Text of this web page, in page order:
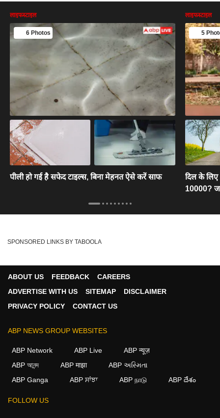
लाइफस्टाइल
6 Photos
पीली हो गई है सफेद टाइल्स, बिना मेहनत ऐसे करें साफ
लाइफस्टाइल
5
दिल के
10000?
SPONSORED LINKS BY TABOOLA
ABOUT US FEEDBACK
CAREERS
ADVERTISE WITH US
SITEMAP
DISCLAIMER
PRIVACY POLICY
CONTACT US
ABP NEWS GROUP WEBSITES
ABP Network ABP Live
ABP न्यूज़
ABP আনন্দ
ABP माझा
ABP અસ્મિતા
ABP Ganga
ABP ਸਾਂਝਾ ABP நாடு ABP దేశం
FOLLOW US